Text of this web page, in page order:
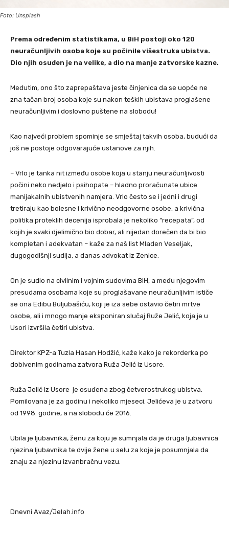
Foto: Unsplash
Prema određenim statistikama, u BiH postoji oko 120
neuračunljivih osoba koje su počinile višestruka ubistva.
Dio njih osuđen je na velike, a dio na manje zatvorske kazne.
Međutim, ono što zaprepaštava jeste činjenica da se uopće ne
zna tačan broj osoba koje su nakon teških ubistava proglašene
neuračunljivim i doslovno puštene na slobodu!
Kao najveći problem spominje se smještaj takvih osoba, budući da
još ne postoje odgovarajuće ustanove za njih.
– Vrlo je tanka nit između osobe koja u stanju neuračunljivosti
počini neko nedjelo i psihopate – hladno proračunate ubice
manijakalnih ubistvenih namjera. Vrlo često se i jedni i drugi
tretiraju kao bolesne i krivično neodgovorne osobe, a krivična
politika proteklih decenija isprobala je nekoliko “recepata”, od
kojih je svaki djelimično bio dobar, ali nijedan dorečen da bi bio
kompletan i adekvatan – kaže za naš list Mladen Veseljak,
dugogodišnji sudija, a danas advokat iz Zenice.
On je sudio na civilnim i vojnim sudovima BiH, a među njegovim
presudama osobama koje su proglašavane neuračunljivim ističe
se ona Edibu Buljubašiću, koji je iza sebe ostavio četiri mrtve
osobe, ali i mnogo manje eksponiran slučaj Ruže Jelić, koja je u
Usori izvršila četiri ubistva.
Direktor KPZ-a Tuzla Hasan Hodžić, kaže kako je rekorderka po
dobivenim godinama zatvora Ruža Jelić iz Usore.
Ruža Jelić iz Usore je osuđena zbog četverostrukog ubistva.
Pomilovana je za godinu i nekoliko mjeseci. Jelićeva je u zatvoru
od 1998. godine, a na slobodu će 2016.
Ubila je ljubavnika, ženu za koju je sumnjala da je druga ljubavnica
njezina ljubavnika te dvije žene u selu za koje je posumnjala da
znaju za njezinu izvanbračnu vezu.
Dnevni Avaz/Jelah.info